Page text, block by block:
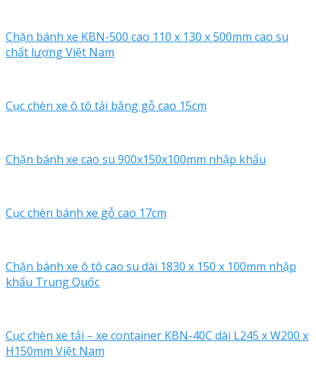
Chặn bánh xe KBN-500 cao 110 x 130 x 500mm cao su
chất lượng Việt Nam
Cục chèn xe ô tô tải bằng gỗ cao 15cm
Chặn bánh xe cao su 900x150x100mm nhập khẩu
Cục chèn bánh xe gỗ cao 17cm
Chặn bánh xe ô tô cao su dài 1830 x 150 x 100mm nhập
khẩu Trung Quốc
Cục chèn xe tải – xe container KBN-40C dài L245 x W200 x
H150mm Việt Nam